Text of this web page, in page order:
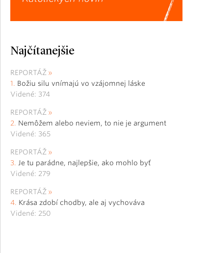
Najčítanejšie
REPORTÁŽ
Božiu silu vnímajú vo vzájomnej láske
Videné: 374
REPORTÁŽ
Nemôžem alebo neviem, to nie je argument
Videné: 365
REPORTÁŽ
Je tu parádne, najlepšie, ako mohlo byť
Videné: 279
REPORTÁŽ
Krása zdobí chodby, ale aj vychováva
Videné: 250